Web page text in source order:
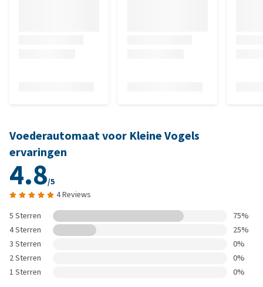
Voederautomaat voor Kleine Vogels
ervaringen
4.8/5
4 Reviews
5 Sterren
75%
4 Sterren
25%
3 Sterren
0%
2 Sterren
0%
1 Sterren
0%